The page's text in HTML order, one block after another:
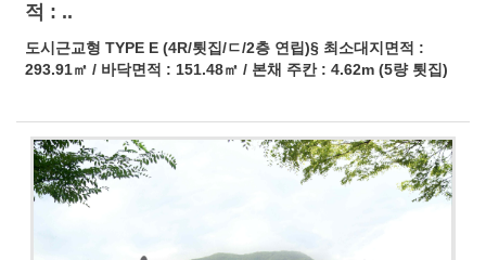
적 : ..
도시근교형 TYPE E (4R/툇집/ㄷ/2층 연립)§ 최소대지면적 :
293.91㎡ / 바닥면적 : 151.48㎡ / 본채 주칸 : 4.62m (5량 툇집)